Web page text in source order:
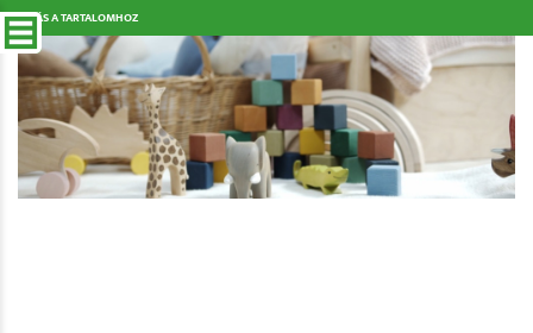
UGRÁS A TARTALOMHOZ